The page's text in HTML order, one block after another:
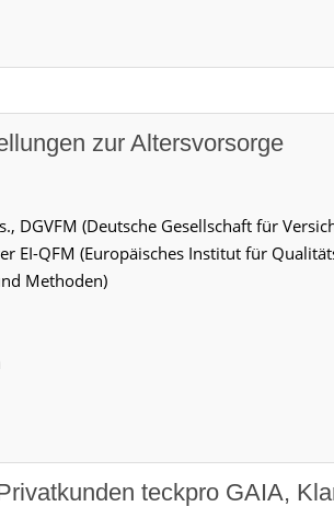
zur Altersvorsorge
DGVFM (Deutsche Gesellschaft für
EI-QFM (Europäisches Institut für
Methoden)
teckpro GAIA,